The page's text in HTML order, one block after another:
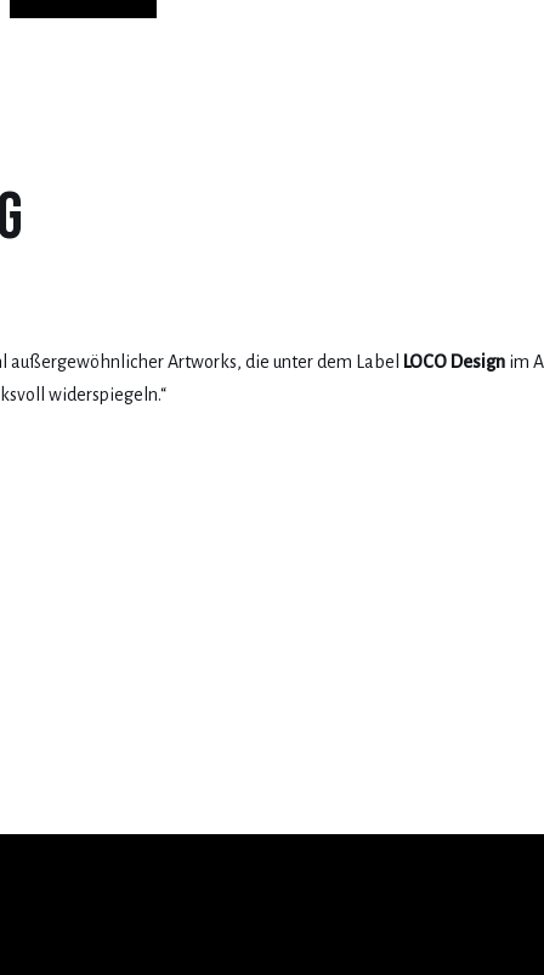
Artworks, die unter dem Label LOCO Design im
widerspiegeln.“